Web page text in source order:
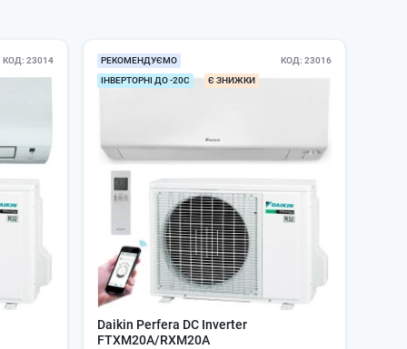
КОД 23014
РЕКОМЕНДУЄМО
ІНВЕРТОРНІ ДО -20С
Є ЗНИЖКИ
КОД 23016
Daikin Perfera DC Inverter
FTXM20A/RXM20A